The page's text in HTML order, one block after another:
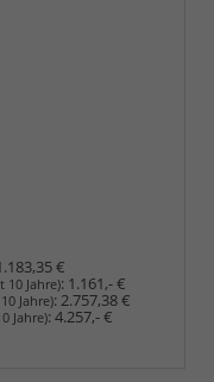
€
10 Jahre): 1.161,- €
Jahre):2.757,38 €
Jahre):4.257,- €